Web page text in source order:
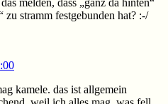
zu stramm festgebunden hat? :-/
kamele. das ist allgemein